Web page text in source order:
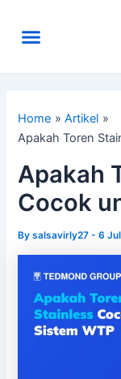
contentMenu
Home
Artikel
Apakah Toren
Apakah
Cocok
Bysalsavirly27-6